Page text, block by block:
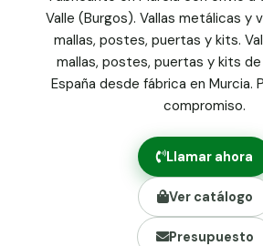
Panel malla H.
Poste malla Hércules
Poste malla simple torsión
Alambre de espino galvanizado
Alambre liso galvanizado
Malla ocultación 70 g/m² verde
Abrazadera PVC malla H.
Grapa malla H.
Grapadora
Valle (Burgos). Vallas metálicas y
mallas, postes, puertas y kits.
mallas, postes, puertas y kits
España desde fábrica en Murcia.
compromiso.
Llamar ahora
Ver catálogo
Presupuesto